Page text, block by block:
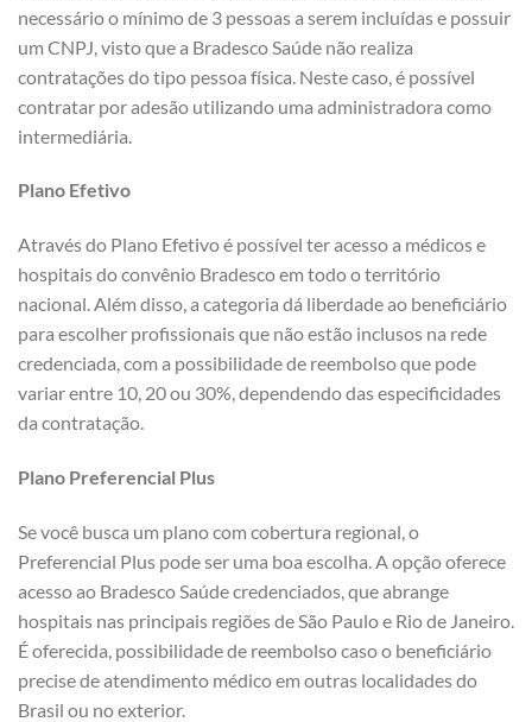
necessário o mínimo de 3 pessoas a serem incluídas e possuir
um CNPJ, visto que a Bradesco Saúde não realiza
contratações do tipo pessoa física. Neste caso, é possível
contratar por adesão utilizando uma administradora como
intermediária.
Plano Efetivo
Através do Plano Efetivo é possível ter acesso a médicos e
hospitais do convênio Bradesco em todo o território
nacional. Além disso, a categoria dá liberdade ao beneficiário
para escolher profissionais que não estão inclusos na rede
credenciada, com a possibilidade de reembolso que pode
variar entre 10, 20 ou 30%, dependendo das especificidades
da contratação.
Plano Preferencial Plus
Se você busca um plano com cobertura regional, o
Preferencial Plus pode ser uma boa escolha. A opção oferece
acesso ao Bradesco Saúde credenciados, que abrange
hospitais nas principais regiões de São Paulo e Rio de Janeiro.
É oferecida, possibilidade de reembolso caso o beneficiário
precise de atendimento médico em outras localidades do
Brasil ou no exterior.